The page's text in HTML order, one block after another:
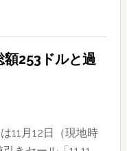
253ドルと過
11月12日（現地時